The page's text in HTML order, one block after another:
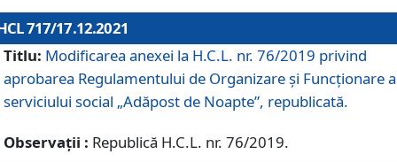
717/17.12.2021
Titlu: Modificarea anexei la H.C.L. nr. 76/2019 privind
aprobarea Regulamentului de Organizare şi Funcționare
serviciului social „Adăpost de Noapte”, republicată.
Observații : Republică H.C.L. nr. 76/2019.